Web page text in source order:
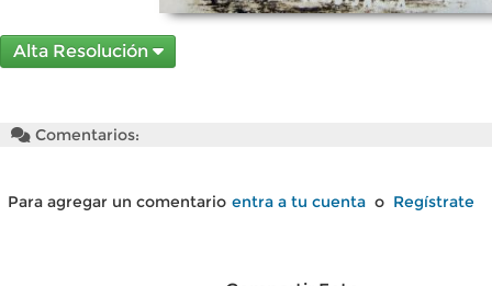
Alta Resolución
Comentarios:
Para agregar un comentario entra a tu cuenta o Regístrate